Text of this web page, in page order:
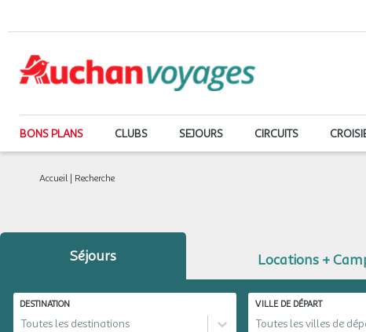
BONS PLANS CLUBS SEJOURS CIRCUITS
Accueil Recherche
Séjours Locations +
DESTINATION
Toutes les destinations
VILLE DE DÉPART
Toutes les villes de